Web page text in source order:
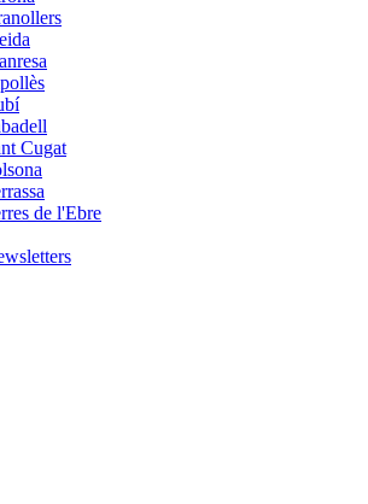
Cugat
de l'Ebre